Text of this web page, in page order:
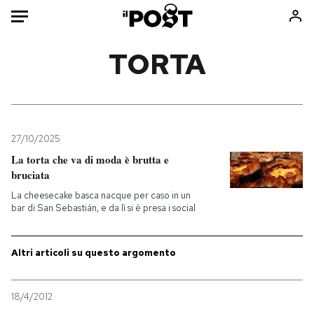
Mondo
Politica
Tecnologia
Internet
Cultura
Economia
Sport
Consumismi
Ok Boomer!
Europa
Mondiali calcio 2026
TORTA
27/10/2025
La torta che va di moda è brutta e
bruciata
La cheesecake basca nacque per caso in un
bar di San Sebastián, e da lì si è presa i social
Altri articoli su questo argomento
18/4/2012